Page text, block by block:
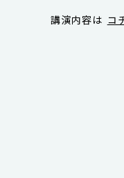
講演内容は コ